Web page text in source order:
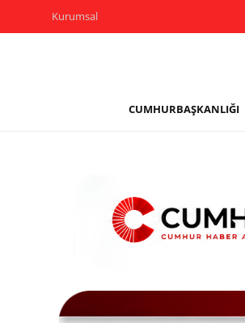
Kurumsal
CUMHURBAŞKANLIĞI
Yerel Yönetimler